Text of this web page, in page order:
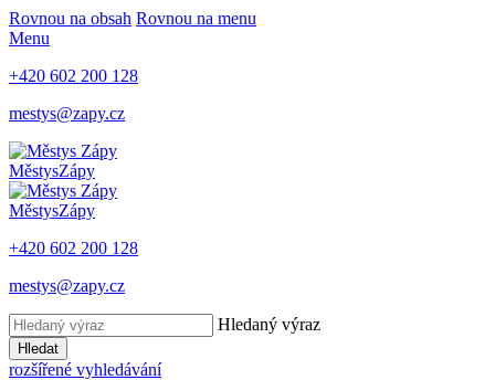
Rovnou na obsah Rovnou na menu
Menu
+420 602 200 128
mestys@zapy.cz
MěstysZápy
MěstysZápy
+420 602 200 128
mestys@zapy.cz
Hledaný výraz
Hledat
rozšířené vyhledávání